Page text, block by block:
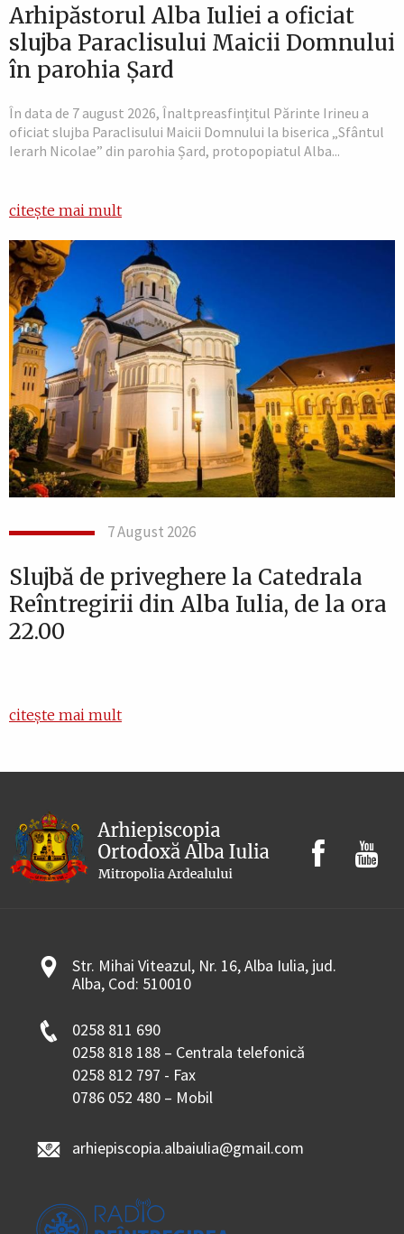
Arhipăstorul Alba Iuliei a oficiat
slujba Paraclisului Maicii Domnului
în parohia Șard
În data de 7 august 2026, Înaltpreasfințitul Părinte Irineu a
oficiat slujba Paraclisului Maicii Domnului la biserica „Sfântul
Ierarh Nicolae” din parohia Șard, protopopiatul Alba...
citește mai mult
7 August 2026
Slujbă de priveghere la Catedrala
Reîntregirii din Alba Iulia, de la ora
22.00
citește mai mult
Str. Mihai Viteazul, Nr. 16, Alba Iulia, jud.
Alba, Cod: 510010
0258 811 690
0258 818 188 – Centrala telefonică
0258 812 797 - Fax
0786 052 480 – Mobil
arhiepiscopia.albaiulia@gmail.com